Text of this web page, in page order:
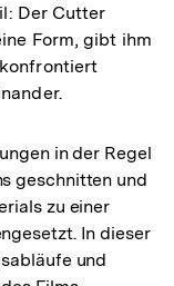
Der Cutter
Form, gibt ihm
in der Regel
geschnitten und
zu einer
In dieser
und